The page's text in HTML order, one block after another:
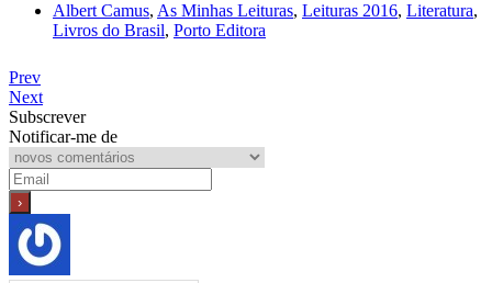
Albert Camus, As Minhas Leituras, Leituras 2016, Literatura,
Livros do Brasil, Porto Editora
Prev
Next
Subscrever
Notificar-me de